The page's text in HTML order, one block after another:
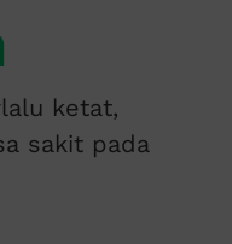
ketat,
sakit pada